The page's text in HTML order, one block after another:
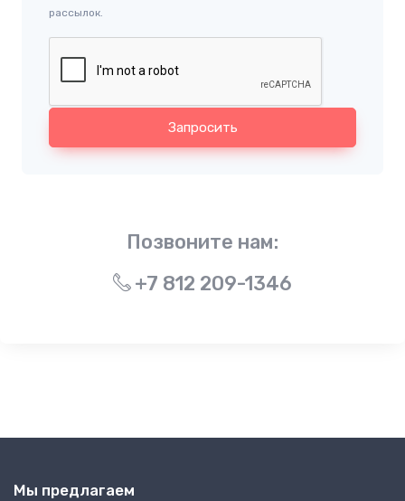
рассылок.
Запросить
Позвоните нам:
+7 812 209-1346
Мы предлагаем